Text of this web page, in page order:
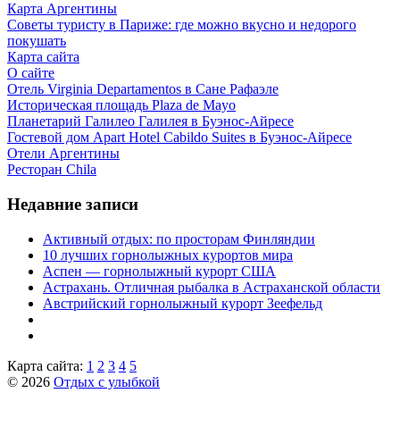
Карта Аргентины
Советы туристу в Париже: где можно вкусно и недорого
покушать
Карта сайта
О сайте
Отель Virginia Departamentos в Сане Рафаэле
Историческая площадь Plaza de Mayo
Планетарий Галилео Галилея в Буэнос-Айресе
Гостевой дом Apart Hotel Cabildo Suites в Буэнос-Айресе
Отели Аргентины
Ресторан Chila
Недавние записи
Активный отдых: по просторам Финляндии
10 лучших горнолыжных курортов мира
Аспен — горнолыжный курорт США
Астрахань. Отличная рыбалка в Астраханской области
Австрийский горнолыжный курорт Зеефельд
Карта сайта: 1 2 3 4 5
© 2026 Отдых с улыбкой